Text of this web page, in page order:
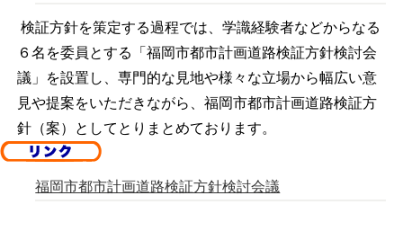
検証方針を策定する過程では、学識経験者などからなる
６名を委員とする「福岡市都市計画道路検証方針検討会
議」を設置し、専門的な見地や様々な立場から幅広い意
見や提案をいただきながら、福岡市都市計画道路検証方
針（案）としてとりまとめております。
福岡市都市計画道路検証方針検討会議